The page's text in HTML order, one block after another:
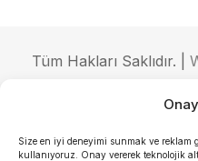
Size en iyi deneyimi sunmak ve reklam
kullanıyoruz. Onay vererek teknolojik
Tüm Hakları Saklıdır. |